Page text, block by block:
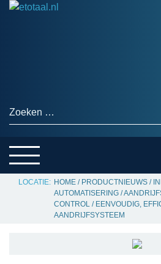
Zoeken naar:
SERVICE
HOME / PRODUCTNIEUWS /
AUTOMATISERING /
CONTROL / EENVOUDIG,
AANDRIJFSYSTEEM